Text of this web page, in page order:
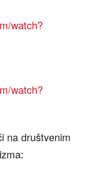
watch?
watch?
na društvenim